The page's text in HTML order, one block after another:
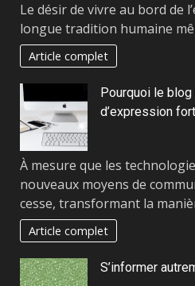
Le désir de vivre au bord de
longue tradition humaine
Article complet
Pourquoi le
d’expression fort
À mesure que les
nouveaux moyens de
cesse, transformant la
Article complet
S’informer